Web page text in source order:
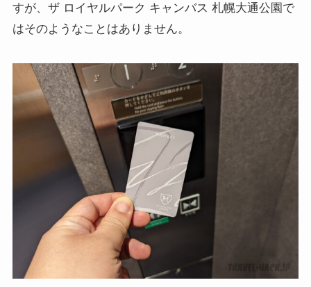
すが、ザ ロイヤルパーク キャンバス 札幌大通公園で
はそのようなことはありません。